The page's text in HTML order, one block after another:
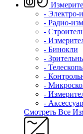
- Электро-
- Радио-
-
-
- Бинокли
-
-
-
-
-
-
Смотреть Все